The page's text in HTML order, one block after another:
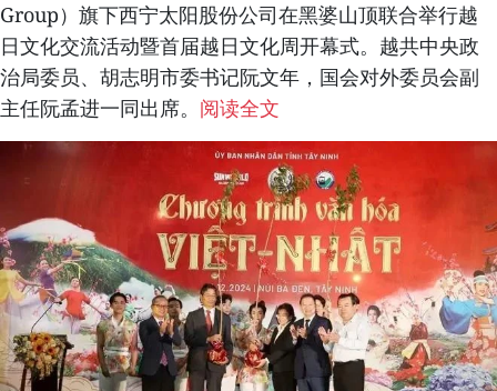
Group）旗下西宁太阳股份公司在黑婆山顶联合举行越
日文化交流活动暨首届越日文化周开幕式。越共中央政
治局委员、胡志明市委书记阮文年，国会对外委员会副
主任阮孟进一同出席。 阅读全文